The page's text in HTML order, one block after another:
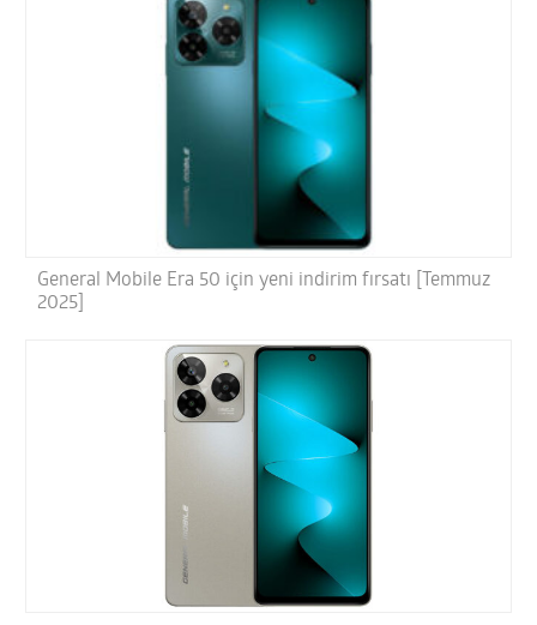
General Mobile Era 50 için yeni indirim fırsatı [Temmuz
2025]